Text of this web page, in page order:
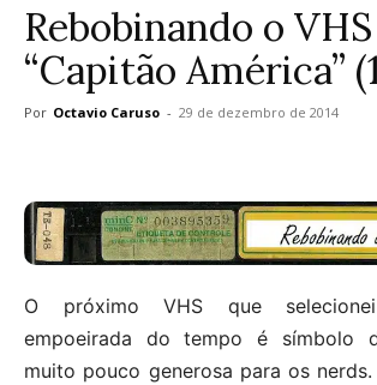
Rebobinando o
“Capitão América”
Por Octavio Caruso - 29 de dezembro de 2014
O próximo VHS que
empoeirada do tempo é símbolo
muito pouco generosa para os